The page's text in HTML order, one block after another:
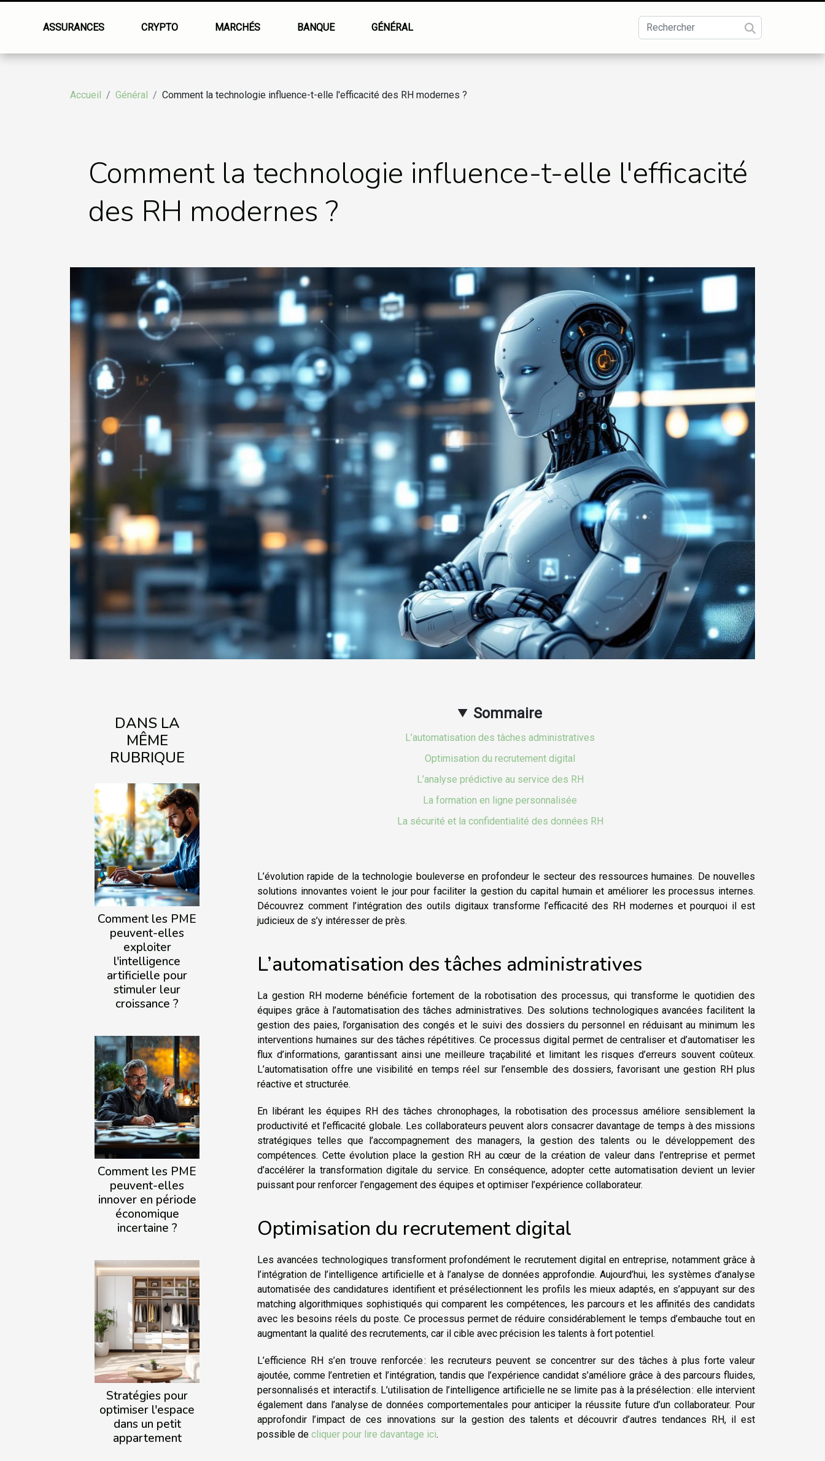
ASSURANCES CRYPTO MARCHÉS BANQUE GÉNÉRAL
Accueil Général Comment la technologie influence-t-elle l'efficacité des RH modernes ?
Comment la technologie influence-t-elle l'efficacité
des RH modernes ?
DANS LA
MÊME
RUBRIQUE
Comment les PME
peuvent-elles
exploiter
l'intelligence
artificielle pour
stimuler leur
croissance ?
Comment les PME
peuvent-elles
innover en période
économique
incertaine ?
Stratégies pour
optimiser l'espace
dans un petit
appartement
Sommaire
L’automatisation des tâches administratives
Optimisation du recrutement digital
L’analyse prédictive au service des RH
La formation en ligne personnalisée
La sécurité et la confidentialité des données RH
L’évolution rapide de la technologie bouleverse en profondeur le secteur des ressources humaines. De nouvelles
solutions innovantes voient le jour pour faciliter la gestion du capital humain et améliorer les processus internes.
Découvrez comment l’intégration des outils digitaux transforme l’efficacité des RH modernes et pourquoi il est
judicieux de s’y intéresser de près.
L’automatisation des tâches administratives
La gestion RH moderne bénéficie fortement de la robotisation des processus, qui transforme le quotidien des
équipes grâce à l’automatisation des tâches administratives. Des solutions technologiques avancées facilitent la
gestion des paies, l’organisation des congés et le suivi des dossiers du personnel en réduisant au minimum les
interventions humaines sur des tâches répétitives. Ce processus digital permet de centraliser et d’automatiser les
flux d’informations, garantissant ainsi une meilleure traçabilité et limitant les risques d’erreurs souvent coûteux.
L’automatisation offre une visibilité en temps réel sur l’ensemble des dossiers, favorisant une gestion RH plus
réactive et structurée.
En libérant les équipes RH des tâches chronophages, la robotisation des processus améliore sensiblement la
productivité et l’efficacité globale. Les collaborateurs peuvent alors consacrer davantage de temps à des missions
stratégiques telles que l’accompagnement des managers, la gestion des talents ou le développement des
compétences. Cette évolution place la gestion RH au cœur de la création de valeur dans l’entreprise et permet
d’accélérer la transformation digitale du service. En conséquence, adopter cette automatisation devient un levier
puissant pour renforcer l’engagement des équipes et optimiser l’expérience collaborateur.
Optimisation du recrutement digital
Les avancées technologiques transforment profondément le recrutement digital en entreprise, notamment grâce à
l’intégration de l’intelligence artificielle et à l’analyse de données approfondie. Aujourd’hui, les systèmes d’analyse
automatisée des candidatures identifient et présélectionnent les profils les mieux adaptés, en s’appuyant sur des
matching algorithmiques sophistiqués qui comparent les compétences, les parcours et les affinités des candidats
avec les besoins réels du poste. Ce processus permet de réduire considérablement le temps d’embauche tout en
augmentant la qualité des recrutements, car il cible avec précision les talents à fort potentiel.
L’efficience RH s’en trouve renforcée : les recruteurs peuvent se concentrer sur des tâches à plus forte valeur
ajoutée, comme l’entretien et l’intégration, tandis que l’expérience candidat s’améliore grâce à des parcours fluides,
personnalisés et interactifs. L’utilisation de l’intelligence artificielle ne se limite pas à la présélection : elle intervient
également dans l’analyse de données comportementales pour anticiper la réussite future d’un collaborateur. Pour
approfondir l’impact de ces innovations sur la gestion des talents et découvrir d’autres tendances RH, il est
possible de cliquer pour lire davantage ici.